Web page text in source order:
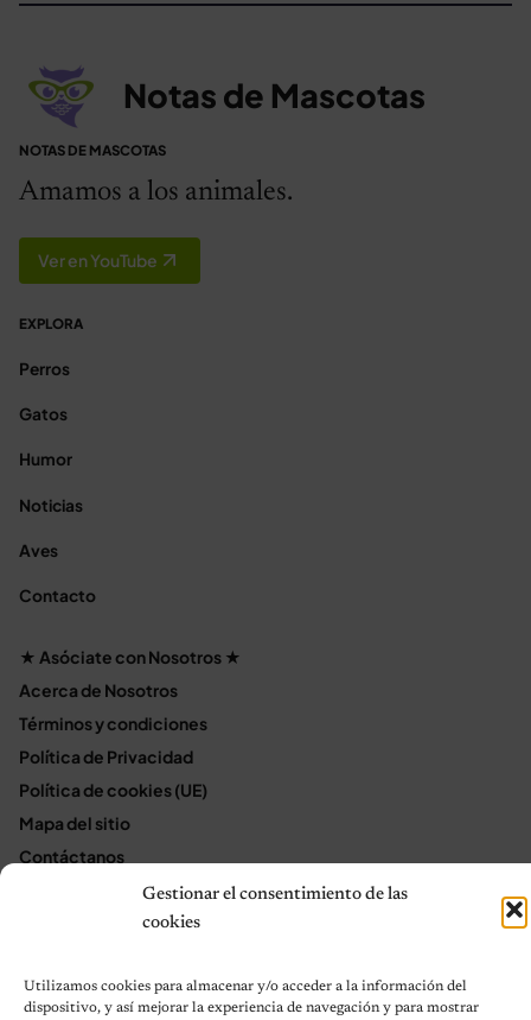
Gestionar el consentimiento de las
cookies
Utilizamos cookies para almacenar y/o acceder a la información del
dispositivo, y así mejorar la experiencia de navegación y para mostrar
Notas de Mascotas
NOTAS DE MASCOTAS
Amamos a los animales.
Ver en YouTube
EXPLORA
Perros
Gatos
Humor
Noticias
Aves
Contacto
★ Asóciate con Nosotros ★
Acerca de Nosotros
Términos y condiciones
Política de Privacidad
Política de cookies (UE)
Mapa del sitio
Contáctanos
Terms and Conditions
© 2026 Notas de Mascotas
Política de privacidad